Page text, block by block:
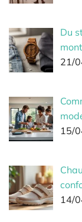
Du
21/
15/
14/